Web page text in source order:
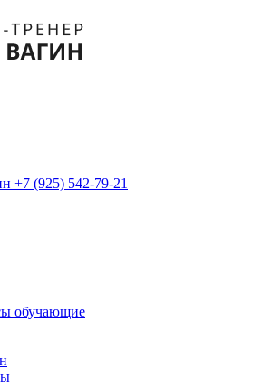
+7 (925) 542-79-21
обучающие